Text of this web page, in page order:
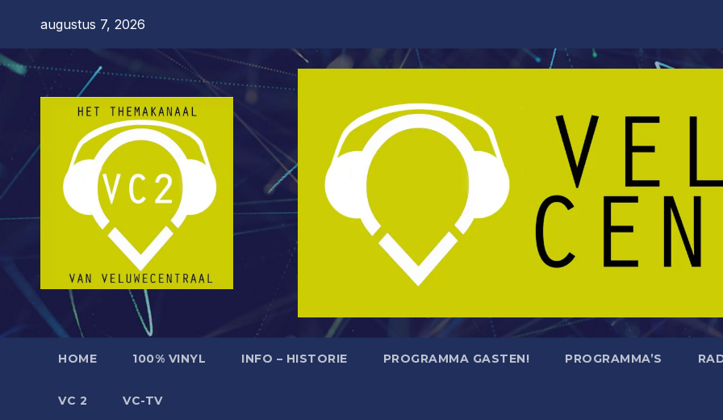
de
augustus 7, 2026
HOME 100% VINYL INFO – HISTORIE PROGRAMMA GASTEN! PROGRAMMA’S
VC 2 VC-TV